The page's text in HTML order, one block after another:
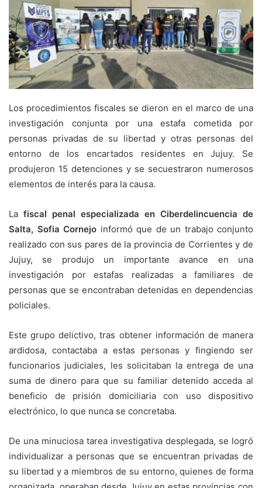
Los procedimientos fiscales se dieron en el marco de una
investigación conjunta por una estafa cometida por
personas privadas de su libertad y otras personas del
entorno de los encartados residentes en Jujuy. Se
produjeron 15 detenciones y se secuestraron numerosos
elementos de interés para la causa.
La fiscal penal especializada en Ciberdelincuencia de
Salta, Sofia Cornejo informó que de un trabajo conjunto
realizado con sus pares de la provincia de Corrientes y de
Jujuy, se produjo un importante avance en una
investigación por estafas realizadas a familiares de
personas que se encontraban detenidas en dependencias
policiales.
Este grupo delictivo, tras obtener información de manera
ardidosa, contactaba a estas personas y fingiendo ser
funcionarios judiciales, les solicitaban la entrega de una
suma de dinero para que su familiar detenido acceda al
beneficio de prisión domiciliaria con uso dispositivo
electrónico, lo que nunca se concretaba.
De una minuciosa tarea investigativa desplegada, se logró
individualizar a personas que se encuentran privadas de
su libertad y a miembros de su entorno, quienes de forma